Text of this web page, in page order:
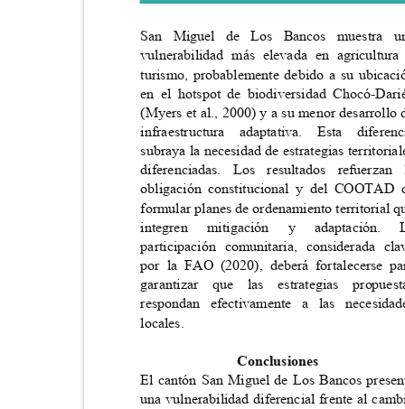
San Miguel de Los Bancos
vulnerabilidad más elevada en
turismo, probablemente debido a su
en el hotspot de biodiversidad Chocó-
(Myers et al., 2000) y a su menor
infraestructura adaptativa. Esta
subraya la necesidad de estrategias
diferenciadas. Los resultados
obligación constitucional y del
formular planes de ordenamiento territorial
integren
mitigación y adaptación.
participación comunitaria, considerada
por la FAO (2020), deberá fortalecerse
garantizar que las estrategias
respondan efectivamente a las
locales.
Conclusiones
El cantón San Miguel de Los Bancos
una vulnerabilidad diferencial frente al